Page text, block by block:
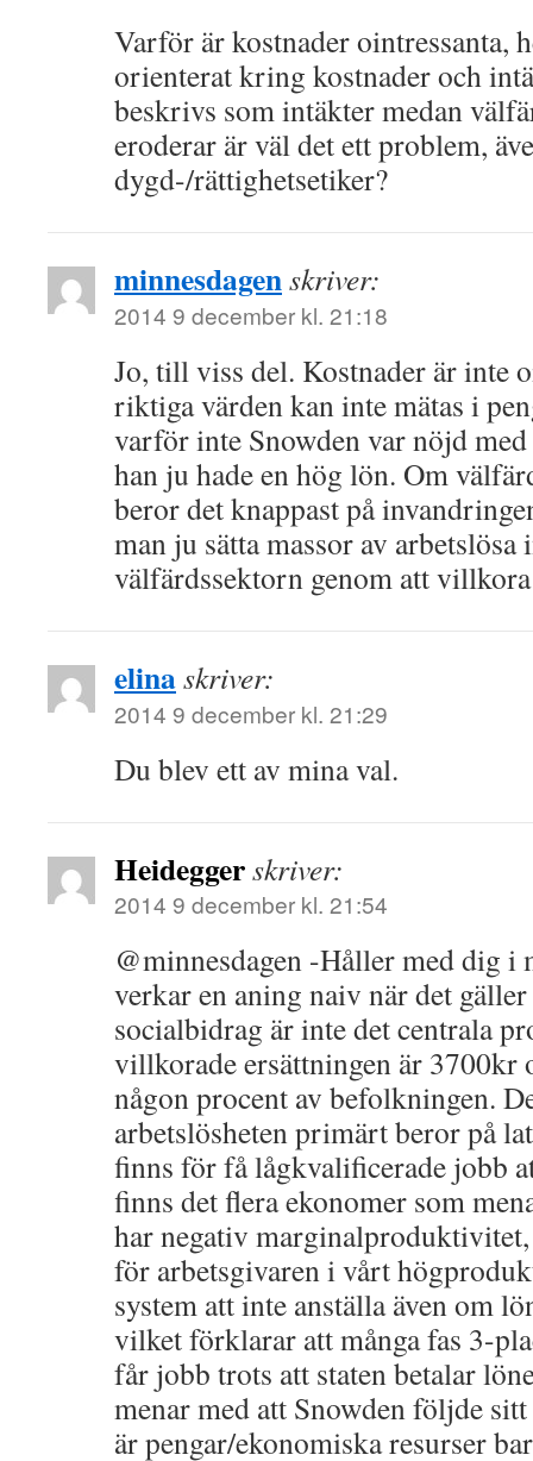
Varför är kostnader ointressanta,
orienterat kring kostnader och
beskrivs som intäkter medan
eroderar är väl det ett problem,
dygd-/rättighetsetiker?
minnesdagenskriver:
2014 9 december kl. 21:18
Jo, till viss del. Kostnader är inte
riktiga värden kan inte mätas i
varför inte Snowden var nöjd
han ju hade en hög lön. Om
beror det knappast på
man ju sätta massor av
välfärdssektorn genom att
elinaskriver:
2014 9 december kl. 21:29
Du blev ett av mina val.
Heideggerskriver:
2014 9 december kl. 21:54
@minnesdagen -Håller med dig i
verkar en aning naiv när det
socialbidrag är inte det centrala
villkorade ersättningen är 3700kr
någon procent av befolkningen.
arbetslösheten primärt beror på
finns för få lågkvalificerade jobb
finns det flera ekonomer som
har negativ
för arbetsgivaren i vårt
system att inte anställa även om
vilket förklarar att många fas 3-
får jobb trots att staten betalar
menar med att Snowden följde
är pengar/ekonomiska resurser